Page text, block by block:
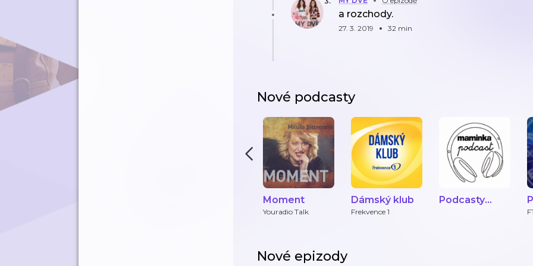
a rozchody.
27. 3. 2019 32 min
Nové podcasty
Moment
Youradio Talk
Dámský klub
Frekvence 1
Podcasty
Nové epizody